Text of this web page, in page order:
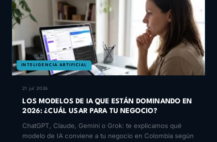
INTELIGENCIA ARTIFICIAL
21 jul 2026
LOS MODELOS DE IA QUE ESTÁN DOMINANDO EN
2026: ¿CUÁL USAR PARA TU NEGOCIO?
ChatGPT, Claude, Gemini o Grok: te explicamos qué
modelo de IA conviene a tu negocio en Colombia según